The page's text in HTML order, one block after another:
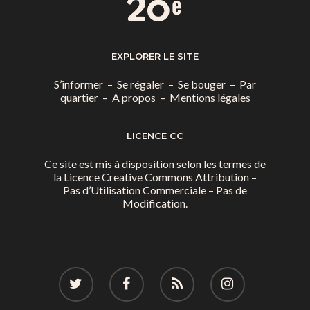
EXPLORER LE SITE
S’informer – Se régaler – Se bouger – Par
quartier– A propos – Mentions légales
LICENCE CC
Ce site est mis à disposition selon les termes de
la Licence Creative Commons Attribution –
Pas d’Utilisation Commerciale – Pas de
Modification.